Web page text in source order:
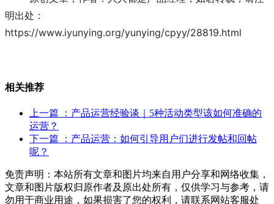
明出处：
https://www.iyunying.org/yunying/cpyy/28819.html
相关推荐
上一篇
：产品运营经验谈｜5种活动类型该如何准确的
运营？
下一篇
：产品运营：如何引导用户们进行发帖和回帖
呢？
免责声明：本站所有文章和图片均来自用户分享和网络收集，
文章和图片版权归原作者及原出处所有，仅供学习与参考，请
勿用于商业用途，如果损害了您的权利，请联系网站客服处